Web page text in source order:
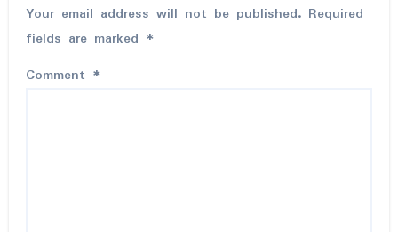
Your email address will not be published. Required
fields are marked *
Comment *